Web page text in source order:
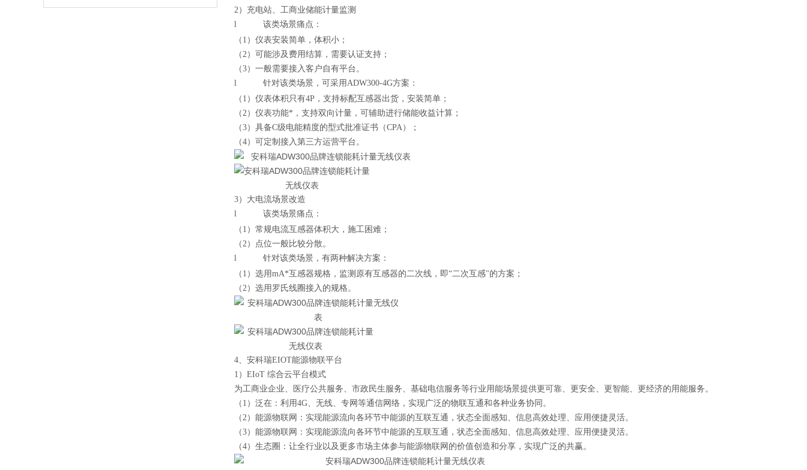
2） 充电站、工商业储能计量监测
l
该类场景痛点：
（1） 仪表安装简单，体积小；
（2） 可能涉及费用结算，需要认证支持；
（3） 一般需要接入客户自有平台。
l
针对该类场景，可采用ADW300-4G方案：
（1） 仪表体积只有4P，支持标配互感器出货，安装简单；
（2） 仪表功能*，支持双向计量，可辅助进行储能收益计算；
（3） 具备C级电能精度的型式批准证书（CPA）；
（4） 可定制接入第三方运营平台。
3） 大电流场景改造
l
该类场景痛点：
（1） 常规电流互感器体积大，施工困难；
（2）
点位一般比较分散。
l
针对该类场景，有两种解决方案：
（1） 选用mA*互感器规格，监测原有互感器的二次线，即“二次互感"的方案；
（2） 选用罗氏线圈接入的规格。
4、安科瑞EIOT能源物联平台
1） EIoT 综合云平台模式
为工商业企业、医疗公共服务、市政民生服务、基础电信服务等行业用能场景提供更可靠、更安全、更智能、更经济的用能服务。
（1）泛在：利用4G、无线、专网等通信网络，实现广泛的物联互通和各种业务协同。
（2）能源物联网：实现能源流向各环节中能源的互联互通，状态全面感知、信息高效处理、应用便捷灵活。
（3）能源物联网：实现能源流向各环节中能源的互联互通，状态全面感知、信息高效处理、应用便捷灵活。
（4）生态圈：让全行业以及更多市场主体参与能源物联网的价值创造和分享，实现广泛的共赢。